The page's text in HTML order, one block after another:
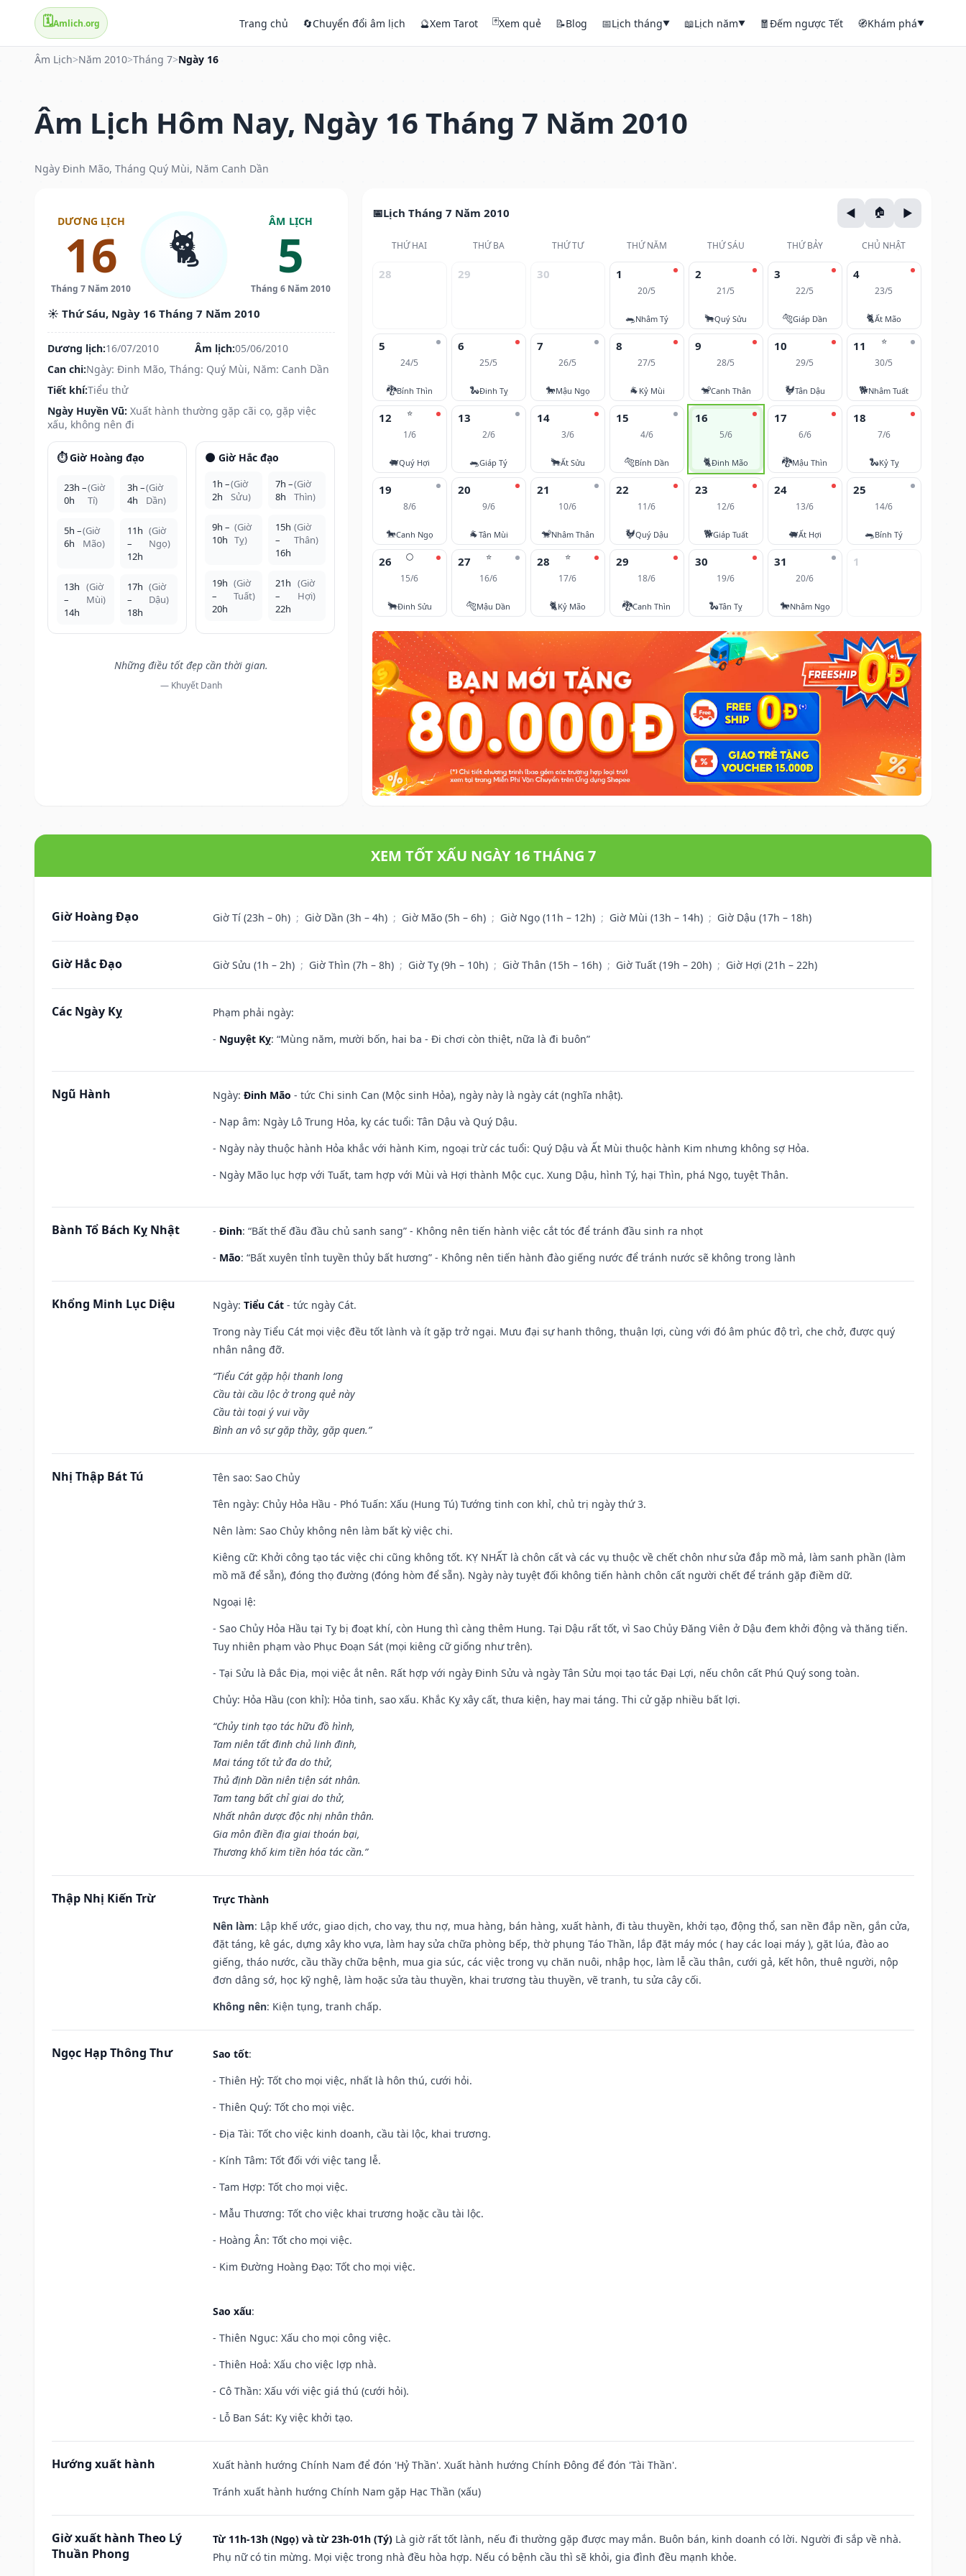
🗓️Amlich.org Trang chủ 🔄Chuyển đổi âm lịch 🔮Xem Tarot 🃏Xem quẻ 📝Blog 📅Lịch tháng▼ 📖Lịch năm▼ 🧧Đếm ngược Tết 🧭Khám phá▼
Âm Lịch>Năm 2010>Tháng 7>Ngày 16
Âm Lịch Hôm Nay, Ngày 16 Tháng 7 Năm 2010
Ngày Đinh Mão, Tháng Quý Mùi, Năm Canh Dần
DƯƠNG LỊCH
16
Tháng 7 Năm 2010
🐈 ÂM LỊCH
5
Tháng 6 Năm 2010
☀️ Thứ Sáu, Ngày 16 Tháng 7 Năm 2010
Dương lịch:16/07/2010 Âm lịch:05/06/2010
Can chi:Ngày: Đinh Mão, Tháng: Quý Mùi, Năm: Canh Dần
Tiết khí:Tiểu thử
Ngày Huyền Vũ: Xuất hành thường gặp cãi cọ, gặp việc
xấu, không nên đi
⏱️ Giờ Hoàng đạo
23h –
0h
(Giờ
Tí)
3h –
4h
(Giờ
Dần)
5h –
6h
(Giờ
Mão)
11h
–
12h
(Giờ
Ngọ)
13h
–
14h
(Giờ
Mùi)
17h
–
18h
(Giờ
Dậu)
🌑 Giờ Hắc đạo
1h –
2h
(Giờ
Sửu)
7h –
8h
(Giờ
Thìn)
9h –
10h
(Giờ
Tỵ)
15h
–
16h
(Giờ
Thân)
19h
–
20h
(Giờ
Tuất)
21h
–
22h
(Giờ
Hợi)
Những điều tốt đẹp cần thời gian.
— Khuyết Danh
Lịch Tháng 7 Năm 2010
THỨ HAI THỨ BA THỨ TƯ THỨ NĂM THỨ SÁU THỨ BẢY CHỦ NHẬT
28 29 30 1
20/5
🐀Nhâm Tý
2
21/5
🐂Quý Sửu
3
22/5
🐅Giáp Dần
4
23/5
🐈Ất Mão
5
24/5
🐉Bính Thìn
6
25/5
🐍Đinh Tỵ
7
26/5
🐎Mậu Ngọ
8
27/5
🐐 Kỷ Mùi
9
28/5
🐒Canh Thân
10
29/5
🐓Tân Dậu
⭐
11
30/5
🐕Nhâm Tuất
⭐
12
1/6
🐖Quý Hợi
13
2/6
🐀Giáp Tý
14
3/6
🐂Ất Sửu
15
4/6
🐅Bính Dần
16
5/6
🐈Đinh Mão
17
6/6
🐉Mậu Thìn
18
7/6
🐍Kỷ Tỵ
19
8/6
🐎Canh Ngọ
20
9/6
🐐Tân Mùi
21
10/6
🐒Nhâm Thân
22
11/6
🐓Quý Dậu
23
12/6
🐕Giáp Tuất
24
13/6
🐖Ất Hợi
25
14/6
🐀Bính Tý
🌕
26
15/6
🐂Đinh Sửu
⭐
27
16/6
🐅Mậu Dần
⭐
28
17/6
🐈Kỷ Mão
29
18/6
🐉Canh Thìn
30
19/6
🐍Tân Tỵ
31
20/6
🐎Nhâm Ngọ
1
XEM TỐT XẤU NGÀY 16 THÁNG 7
Giờ Hoàng Đạo Giờ Tí (23h – 0h) ; Giờ Dần (3h – 4h) ; Giờ Mão (5h – 6h) ; Giờ Ngọ (11h – 12h) ; Giờ Mùi (13h – 14h) ; Giờ Dậu (17h – 18h)
Giờ Hắc Đạo Giờ Sửu (1h – 2h) ; Giờ Thìn (7h – 8h) ; Giờ Tỵ (9h – 10h) ; Giờ Thân (15h – 16h) ; Giờ Tuất (19h – 20h) ; Giờ Hợi (21h – 22h)
Các Ngày Kỵ
Phạm phải ngày:
- Nguyệt Kỵ: “Mùng năm, mười bốn, hai ba - Đi chơi còn thiệt, nữa là đi buôn”
Ngũ Hành Ngày: Đinh Mão - tức Chi sinh Can (Mộc sinh Hỏa), ngày này là ngày cát (nghĩa nhật).
- Nạp âm: Ngày Lô Trung Hỏa, kỵ các tuổi: Tân Dậu và Quý Dậu.
- Ngày này thuộc hành Hỏa khắc với hành Kim, ngoại trừ các tuổi: Quý Dậu và Ất Mùi thuộc hành Kim nhưng không sợ Hỏa.
- Ngày Mão lục hợp với Tuất, tam hợp với Mùi và Hợi thành Mộc cục. Xung Dậu, hình Tý, hại Thìn, phá Ngọ, tuyệt Thân.
Bành Tổ Bách Kỵ Nhật - Đinh: “Bất thế đầu đầu chủ sanh sang” - Không nên tiến hành việc cắt tóc để tránh đầu sinh ra nhọt
- Mão: “Bất xuyên tỉnh tuyền thủy bất hương” - Không nên tiến hành đào giếng nước để tránh nước sẽ không trong lành
Khổng Minh Lục Diệu Ngày: Tiểu Cát - tức ngày Cát.
Trong này Tiểu Cát mọi việc đều tốt lành và ít gặp trở ngại. Mưu đại sự hanh thông, thuận lợi, cùng với đó âm phúc độ trì, che chở, được quý
nhân nâng đỡ.
“Tiểu Cát gặp hội thanh long
Cầu tài cầu lộc ở trong quẻ này
Cầu tài toại ý vui vầy
Bình an vô sự gặp thầy, gặp quen.”
Nhị Thập Bát Tú Tên sao: Sao Chủy
Tên ngày: Chủy Hỏa Hầu - Phó Tuấn: Xấu (Hung Tú) Tướng tinh con khỉ, chủ trị ngày thứ 3.
Nên làm: Sao Chủy không nên làm bất kỳ việc chi.
Kiêng cữ: Khởi công tạo tác việc chi cũng không tốt. KỴ NHẤT là chôn cất và các vụ thuộc về chết chôn như sửa đắp mồ mả, làm sanh phần (làm
mồ mã để sẵn), đóng thọ đường (đóng hòm để sẵn). Ngày này tuyệt đối không tiến hành chôn cất người chết để tránh gặp điềm dữ.
Ngoại lệ:
- Sao Chủy Hỏa Hầu tại Tỵ bị đoạt khí, còn Hung thì càng thêm Hung. Tại Dậu rất tốt, vì Sao Chủy Đăng Viên ở Dậu đem khởi động và thăng tiến.
Tuy nhiên phạm vào Phục Đoạn Sát (mọi kiêng cữ giống như trên).
- Tại Sửu là Đắc Địa, mọi việc ắt nên. Rất hợp với ngày Đinh Sửu và ngày Tân Sửu mọi tạo tác Đại Lợi, nếu chôn cất Phú Quý song toàn.
Chủy: Hỏa Hầu (con khỉ): Hỏa tinh, sao xấu. Khắc Kỵ xây cất, thưa kiện, hay mai táng. Thi cử gặp nhiều bất lợi.
“Chủy tinh tạo tác hữu đồ hình,
Tam niên tất đinh chủ linh đinh,
Mai táng tốt tử đa do thử,
Thủ định Dần niên tiện sát nhân.
Tam tang bất chỉ giai do thử,
Nhất nhân dược độc nhị nhân thân.
Gia môn điền địa giai thoán bại,
Thương khố kim tiền hóa tác cần.”
Thập Nhị Kiến Trừ
Trực Thành
Nên làm: Lập khế ước, giao dịch, cho vay, thu nợ, mua hàng, bán hàng, xuất hành, đi tàu thuyền, khởi tạo, động thổ, san nền đắp nền, gắn cửa,
đặt táng, kê gác, dựng xây kho vựa, làm hay sửa chữa phòng bếp, thờ phụng Táo Thần, lắp đặt máy móc ( hay các loại máy ), gặt lúa, đào ao
giếng, tháo nước, cầu thầy chữa bệnh, mua gia súc, các việc trong vụ chăn nuôi, nhập học, làm lễ cầu thân, cưới gả, kết hôn, thuê người, nộp
đơn dâng sớ, học kỹ nghệ, làm hoặc sửa tàu thuyền, khai trương tàu thuyền, vẽ tranh, tu sửa cây cối.
Không nên: Kiện tụng, tranh chấp.
Ngọc Hạp Thông Thư Sao tốt:
- Thiên Hỷ: Tốt cho mọi việc, nhất là hôn thú, cưới hỏi.
- Thiên Quý: Tốt cho mọi việc.
- Địa Tài: Tốt cho việc kinh doanh, cầu tài lộc, khai trương.
- Kính Tâm: Tốt đối với việc tang lễ.
- Tam Hợp: Tốt cho mọi việc.
- Mẫu Thương: Tốt cho việc khai trương hoặc cầu tài lộc.
- Hoàng Ân: Tốt cho mọi việc.
- Kim Đường Hoàng Đạo: Tốt cho mọi việc.
Sao xấu:
- Thiên Ngục: Xấu cho mọi công việc.
- Thiên Hoả: Xấu cho việc lợp nhà.
- Cô Thần: Xấu với việc giá thú (cưới hỏi).
- Lỗ Ban Sát: Kỵ việc khởi tạo.
Hướng xuất hành
Xuất hành hướng Chính Nam để đón 'Hỷ Thần'. Xuất hành hướng Chính Đông để đón 'Tài Thần'.
Tránh xuất hành hướng Chính Nam gặp Hạc Thần (xấu)
Giờ xuất hành Theo Lý
Thuần Phong
Từ 11h-13h (Ngọ) và từ 23h-01h (Tý) Là giờ rất tốt lành, nếu đi thường gặp được may mắn. Buôn bán, kinh doanh có lời. Người đi sắp về nhà.
Phụ nữ có tin mừng. Mọi việc trong nhà đều hòa hợp. Nếu có bệnh cầu thì sẽ khỏi, gia đình đều mạnh khỏe.